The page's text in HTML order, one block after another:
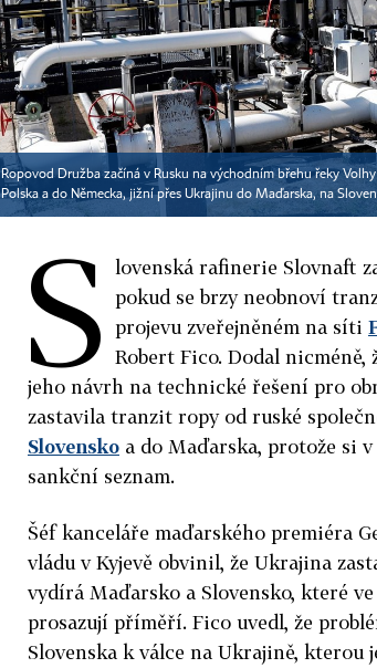
Ropovod Družba začíná v Rusku na východním břehu řeky
Polska a do Německa, jižní přes Ukrajinu do Maďarska, na
S
lovenská rafinerie Slovnaft
pokud se brzy neobnoví
projevu zveřejněném na síti
Robert Fico. Dodal
jeho návrh na technické řešení pro
zastavila tranzit ropy od ruské
Slovensko a do Maďarska, protože si
sankční seznam.
Šéf kanceláře maďarského premiéra
vládu v Kyjevě obvinil, že Ukrajina
vydírá Maďarsko a Slovensko, které
prosazují příměří. Fico uvedl, že
Slovenska k válce na Ukrajině, kterou